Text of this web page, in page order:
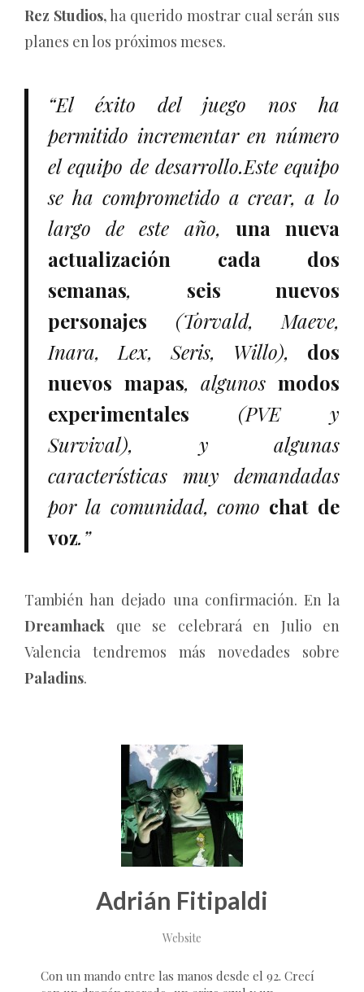
Rez Studios,ha querido mostrar cual serán sus
planes en los próximos meses.
“El éxito del juego nos ha
permitido incrementar en número
el equipo de desarrollo.Este equipo
se ha comprometido a crear, a lo
largo de este año, una nueva
actualización cada dos
semanas, seis nuevos
personajes (Torvald, Maeve,
Inara, Lex, Seris, Willo), dos
nuevos mapas, algunosmodos
experimentales (PVE y
Survival), y algunas
características muy demandadas
por la comunidad, como chat de
voz.”
También han dejado una confirmación. En la
Dreamhack que se celebrará en Julio en
Valencia tendremos más novedades sobre
Paladins.
Adrián Fitipaldi
Website
Con un mando entre las manos desde el 92. Crecí